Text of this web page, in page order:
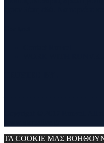
ΤΑ COOKIE ΜΑΣ